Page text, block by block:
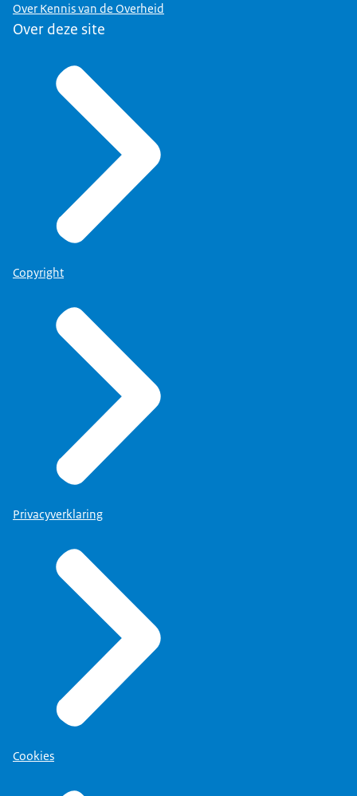
En dan komen we in een soort beheerfase, dat we
de zaken steeds moeten updaten.
zijn op een dossier.
Ambtenaren die nieuw zijn op een bepaald
beleidsdossier.
Die moeten niet afhankelijk zijn van hun
kamergenoot of de kennis van hun toevallige
kamergenoot.
Die moeten een compleet beeld kunnen krijgen
van wat zich op dat dossier heeft afgespeeld.
En dat krijgen ze hiermee.
Of de burger nou direct geïnteresseerd is in de
dat durf ik niet helemaal met stelligheid te
beweren.
Maar ik denk in z'n algemeenheid dat een burger
er veel aan heeft...
als er overheidsorganisaties terugkijken naar hun
verleden...
en leren van dat verleden.
Wat heel erg leuk is, is dat we toch wel veel
complimenten krijgen uit de wetenschappelijk
Voor hen is het natuurlijk heel erg makkelijk om
op een bepaalde vindplaats.
Maar wat ik misschien wel nog leuker vind...
is dat er een aantal departementen zijn die
belangstelling hebben getoond voor het format...
dus daar gaan we binnenkort langs.
Over Kennis van de Overheid
Over deze site
Copyright
Privacyverklaring
Cookies